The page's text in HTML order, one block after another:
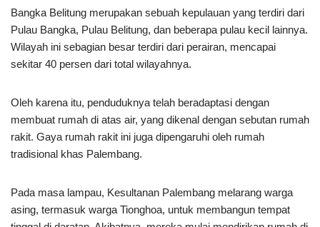
Bangka Belitung merupakan sebuah kepulauan yang terdiri dari
Pulau Bangka, Pulau Belitung, dan beberapa pulau kecil lainnya.
Wilayah ini sebagian besar terdiri dari perairan, mencapai
sekitar 40 persen dari total wilayahnya.
Oleh karena itu, penduduknya telah beradaptasi dengan
membuat rumah di atas air, yang dikenal dengan sebutan rumah
rakit. Gaya rumah rakit ini juga dipengaruhi oleh rumah
tradisional khas Palembang.
Pada masa lampau, Kesultanan Palembang melarang warga
asing, termasuk warga Tionghoa, untuk membangun tempat